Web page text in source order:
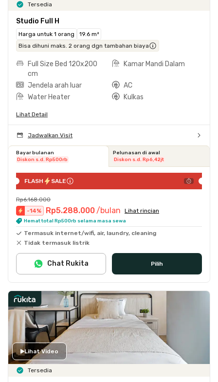
Tersedia
Studio Full H
Harga untuk 1 orang
19.6 m²
Bisa dihuni maks. 2 orang dgn tambahan biaya
Full Size Bed 120x200
cm
Kamar Mandi Dalam
Jendela arah luar
AC
Water Heater
Kulkas
Lihat Detail
Jadwalkan Visit
Bayar bulanan
Diskon s.d. Rp500rb
Pelunasan di awal
Diskon s.d. Rp6,42jt
FLASH SALE
Rp6.168.000
-14% Rp5.288.000 /bulan Lihat rincian
Hemat total Rp500rb selama masa sewa
Termasuk internet/wifi, air, laundry, cleaning
Tidak termasuk listrik
Pilih
Chat Rukita
Lihat Video
Tersedia